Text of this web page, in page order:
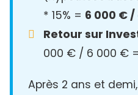
* 15% = 6 000 € /
Retour sur
000 € / 6 000 € =
Après 2 ans et